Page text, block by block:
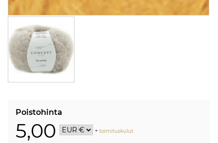
Poistohinta
5,00 +toimituskulut